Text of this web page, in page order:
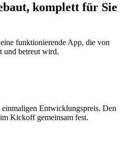
komplett für Sie
funktionierende App, die von
und betreut wird.
einmaligen Entwicklungspreis. Den
Kickoff gemeinsam fest.